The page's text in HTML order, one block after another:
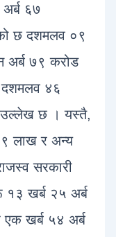
६७
छ दशमलव ०९
अर्ब ७९ करोड
दशमलव ४६
उल्लेख छ । यस्तै,
लाख र अन्य
सरकारी
१३ खर्ब २५ अर्ब
खर्ब ५४ अर्ब